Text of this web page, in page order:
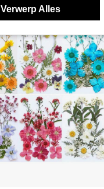
Verwerp Alles